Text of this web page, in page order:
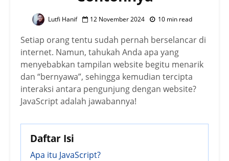
Lutfi Hanif 12 November 2024 10 min read
Setiap orang tentu sudah pernah berselancar di
internet. Namun, tahukah Anda apa yang
menyebabkan tampilan website begitu menarik
dan “bernyawa”, sehingga kemudian tercipta
interaksi antara pengunjung dengan website?
JavaScript adalah jawabannya!
Daftar Isi
Apa itu JavaScript?